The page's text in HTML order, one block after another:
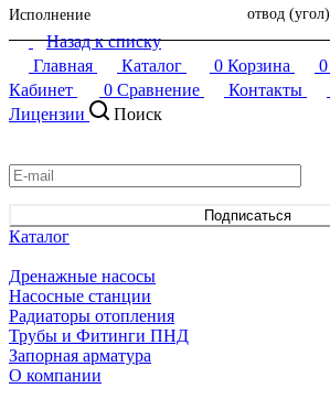
Исполнение отвод (угол)
Назад к списку
Главная
Каталог 0 Корзина 0
Кабинет
0 Сравнение Контакты
Лицензии
Поиск
Подписаться
Каталог
Дренажные насосы
Насосные станции
Радиаторы отопления
Трубы и Фитинги ПНД
Запорная арматура
О компании